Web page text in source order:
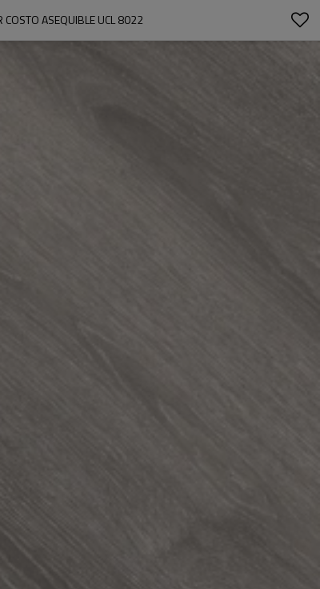
COSTO ASEQUIBLE UCL 8022